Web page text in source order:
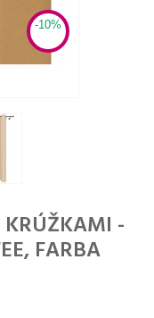
-10%
-
FARBA